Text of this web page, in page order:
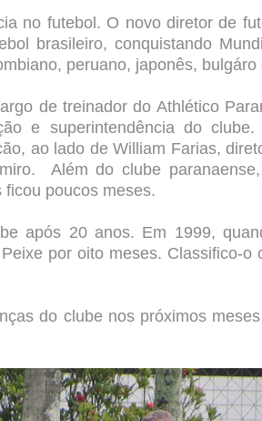
no futebol. O novo diretor de
brasileiro, conquistando
peruano, japonês, bulgáro
de treinador do Athlético
e superintendência do clube.
ao lado de William Farias,
Além do clube
poucos meses.
após 20 anos. Em 1999,
por oito meses. Classifico-o
do clube nos próximos